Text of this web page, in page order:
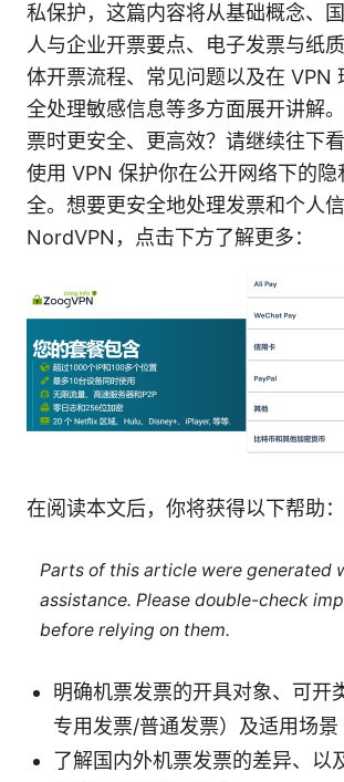
私保护，这篇内容将从基础概念、
人与企业开票要点、电子发票与纸
体开票流程、常见问题以及在 VPN
全处理敏感信息等多方面展开讲解
票时更安全、更高效？请继续往下
使用 VPN 保护你在公开网络下的隐
全。想要更安全地处理发票和个人
NordVPN，点击下方了解更多：
在阅读本文后，你将获得以下帮助：
Parts of this article were generated
assistance. Please double-check
before relying on them.
明确机票发票的开具对象、可开
专用发票/普通发票）及适用场景
了解国内外机票发票的差异、以